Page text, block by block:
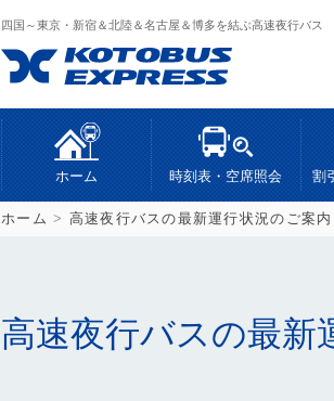
四国～東京・新宿＆北陸＆名古屋＆博多を結ぶ高速夜行バス
ホーム 時刻表・空席照会 割
ホーム > 高速夜行バスの最新運行状況のご案内
高速夜行バスの最新